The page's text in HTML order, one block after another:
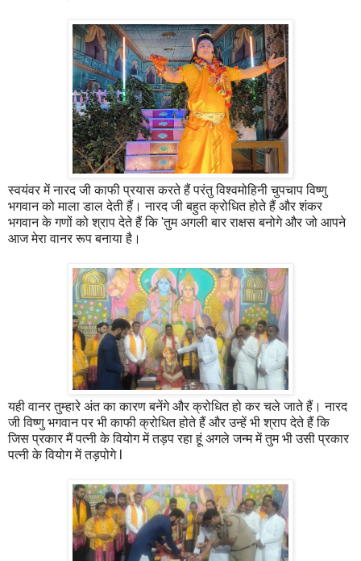
स्वयंवर में नारद जी काफी प्रयास करते हैं परंतु विश्वमोहिनी चुपचाप विष्णु
भगवान को माला डाल देती हैं। नारद जी बहुत क्रोधित होते हैं और शंकर
भगवान के गणों को श्राप देते हैं कि 'तुम अगली बार राक्षस बनोगे और जो आपने
आज मेरा वानर रूप बनाया है।
यही वानर तुम्हारे अंत का कारण बनेंगे और क्रोधित हो कर चले जाते हैं। नारद
जी विष्णु भगवान पर भी काफी क्रोधित होते हैं और उन्हें भी श्राप देते हैं कि
जिस प्रकार मैं पत्नी के वियोग में तड़प रहा हूं अगले जन्म में तुम भी उसी प्रकार
पत्नी के वियोग में तड़पोगे l